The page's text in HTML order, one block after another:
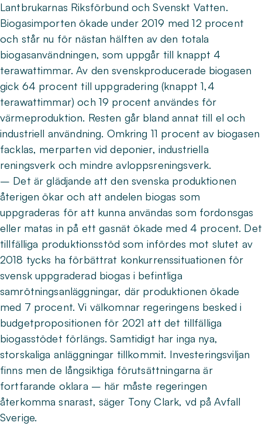
Lantbrukarnas Riksförbund och Svenskt Vatten.
Biogasimporten ökade under 2019 med 12 procent
och står nu för nästan hälften av den totala
biogasanvändningen, som uppgår till knappt 4
terawattimmar. Av den svenskproducerade biogasen
gick 64 procent till uppgradering (knappt 1,4
terawattimmar) och 19 procent användes för
värmeproduktion. Resten går bland annat till el och
industriell användning. Omkring 11 procent av biogasen
facklas, merparten vid deponier, industriella
reningsverk och mindre avloppsreningsverk.
– Det är glädjande att den svenska produktionen
återigen ökar och att andelen biogas som
uppgraderas för att kunna användas som fordonsgas
eller matas in på ett gasnät ökade med 4 procent. Det
tillfälliga produktionsstöd som infördes mot slutet av
2018 tycks ha förbättrat konkurrenssituationen för
svensk uppgraderad biogas i befintliga
samrötningsanläggningar, där produktionen ökade
med 7 procent. Vi välkomnar regeringens besked i
budgetpropositionen för 2021 att det tillfälliga
biogasstödet förlängs. Samtidigt har inga nya,
storskaliga anläggningar tillkommit. Investeringsviljan
finns men de långsiktiga förutsättningarna är
fortfarande oklara – här måste regeringen
återkomma snarast, säger Tony Clark, vd på Avfall
Sverige.